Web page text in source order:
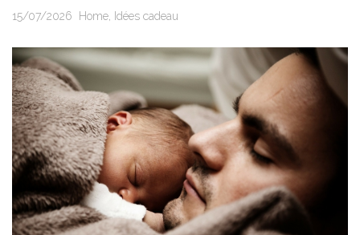
15/07/2026
Home, Idées cadeau